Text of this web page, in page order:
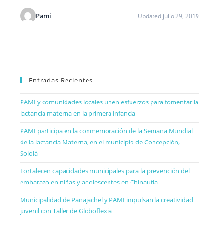
Pami Updated julio 29, 2019
Entradas Recientes
PAMI y comunidades locales unen esfuerzos para fomentar la
lactancia materna en la primera infancia
PAMI participa en la conmemoración de la Semana Mundial
de la lactancia Materna, en el municipio de Concepción,
Sololá
Fortalecen capacidades municipales para la prevención del
embarazo en niñas y adolescentes en Chinautla
Municipalidad de Panajachel y PAMI impulsan la creatividad
juvenil con Taller de Globoflexia